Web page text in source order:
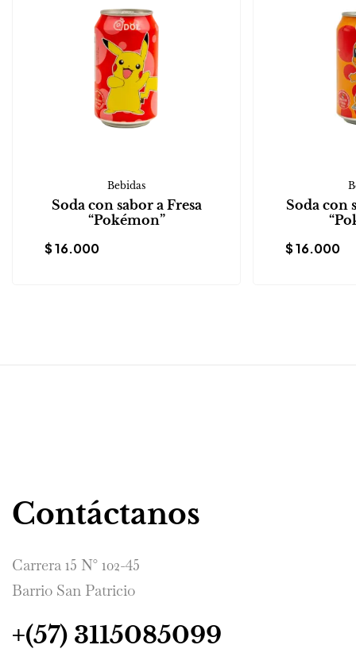
Bebidas
Soda con sabor a Fresa
“Pokémon”
$16.000
Soda con
$16.000
Contáctanos
Carrera 15 N° 102-45
Barrio San Patricio
+(57) 3115085099